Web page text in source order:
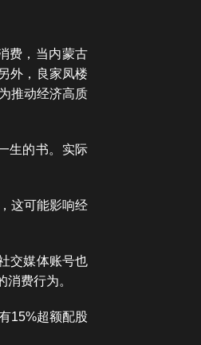
费，当内蒙古
外，良家凤楼
推动经济高质
生的书。实际
这可能影响经
交媒体账号也
费行为。
15%超额配股